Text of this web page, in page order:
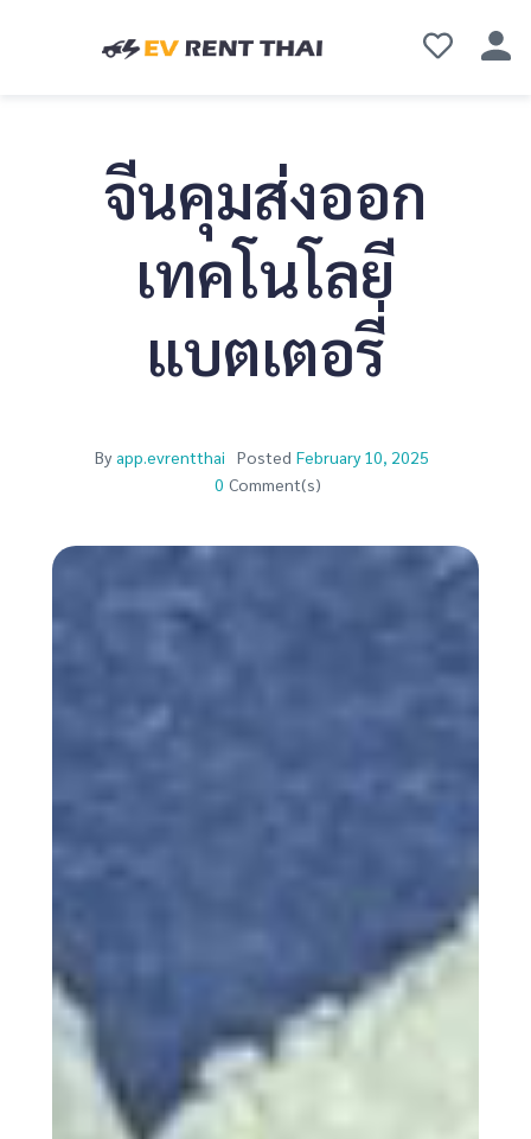
จีนคุมส่งออก
เทคโนโลยี
แบตเตอรี่
By app.evrentthai Posted February 10, 2025
0 Comment(s)